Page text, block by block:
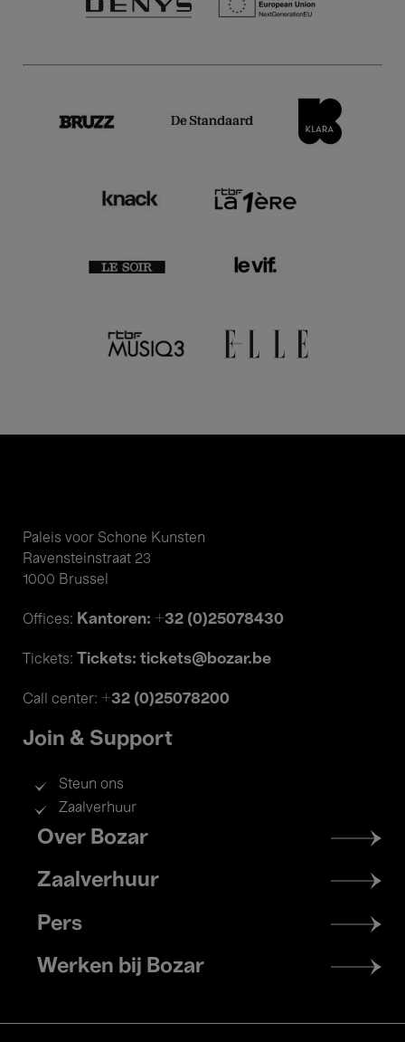
Paleis voor Schone Kunsten
Ravensteinstraat 23
1000 Brussel
Offices: Kantoren: +32 (0)25078430
Tickets: Tickets: tickets@bozar.be
Call center: +32 (0)25078200
Join & Support
Steun ons
Zaalverhuur
Footer
menu
Over Bozar
Zaalverhuur
Pers
Werken bij Bozar